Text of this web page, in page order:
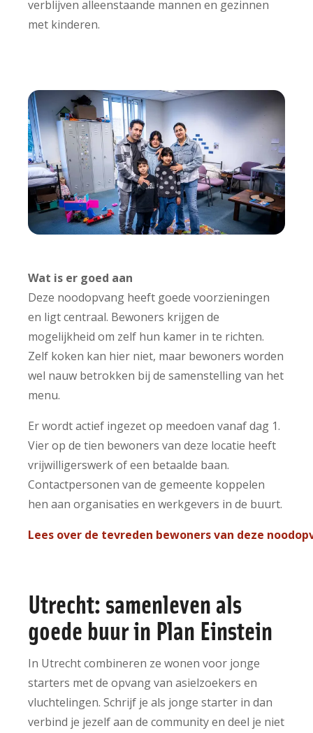
verblijven alleenstaande mannen en gezinnen
met kinderen.
Wat is er goed aan
Deze noodopvang heeft goede voorzieningen
en ligt centraal. Bewoners krijgen de
mogelijkheid om zelf hun kamer in te richten.
Zelf koken kan hier niet, maar bewoners worden
wel nauw betrokken bij de samenstelling van het
menu.
Er wordt actief ingezet op meedoen vanaf dag 1.
Vier op de tien bewoners van deze locatie heeft
vrijwilligerswerk of een betaalde baan.
Contactpersonen van de gemeente koppelen
hen aan organisaties en werkgevers in de buurt.
Lees over de tevreden bewoners van deze
Utrecht: samenleven als
goede buur in Plan Einstein
In Utrecht combineren ze wonen voor jonge
starters met de opvang van asielzoekers en
vluchtelingen. Schrijf je als jonge starter in dan
verbind je jezelf aan de community en deel je niet